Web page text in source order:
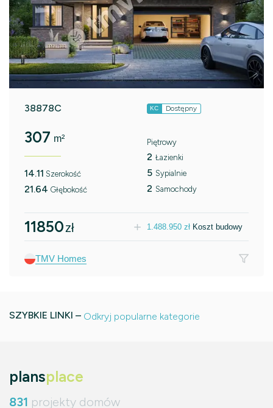
38878C KC Dostępny
307 m²
14.11 Szerokość
21.64 Głębokość
Piętrowy
2 Łazienki
5 Sypialnie
2 Samochody
11850zł 1.488.950 zł Koszt budowy
TMV Homes
SZYBKIE LINKI – Odkryj popularne kategorie
plansplace
831 projekty domów